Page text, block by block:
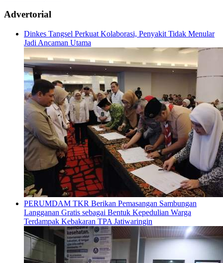
Advertorial
Dinkes Tangsel Perkuat Kolaborasi, Penyakit Tidak Menular
Jadi Ancaman Utama
PERUMDAM TKR Berikan Pemasangan Sambungan
Langganan Gratis sebagai Bentuk Kepedulian Warga
Terdampak Kebakaran TPA Jatiwaringin